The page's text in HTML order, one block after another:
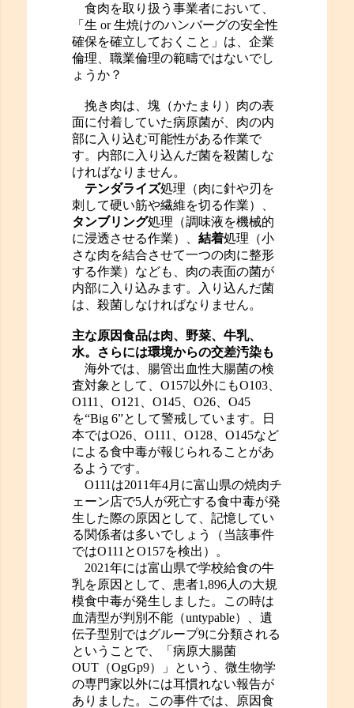
食肉を取り扱う事業者において、
「生 or 生焼けのハンバーグの安全性
確保を確立しておくこと」は、企業
倫理、職業倫理の範疇ではないでし
ょうか？
挽き肉は、塊（かたまり）肉の表
面に付着していた病原菌が、肉の内
部に入り込む可能性がある作業で
す。内部に入り込んだ菌を殺菌しな
ければなりません。
テンダライズ処理（肉に針や刃を
刺して硬い筋や繊維を切る作業）、
タンブリング処理（調味液を機械的
に浸透させる作業）、 結着処理（小
さな肉を結合させて一つの肉に整形
する作業）なども、肉の表面の菌が
内部に入り込みます。入り込んだ菌
は、殺菌しなければなりません。
主な原因食品は肉、野菜、牛乳、
水。さらには環境からの交差汚染も
海外では、腸管出血性大腸菌の検
査対象として、O157以外にもO103、
O111、O121、O145、O26、O45
を“Big 6”として警戒しています。日
本ではO26、O111、O128、O145など
による食中毒が報じられることがあ
るようです。
O111は2011年4月に富山県の焼肉チ
ェーン店で5人が死亡する食中毒が発
生した際の原因として、記憶してい
る関係者は多いでしょう（当該事件
ではO111とO157を検出）。
2021年には富山県で学校給食の牛
乳を原因として、患者1,896人の大規
模食中毒が発生しました。この時は
血清型が判別不能（untypable）、遺
伝子型別ではグループ9に分類される
ということで、「病原大腸菌
OUT（OgGp9）」という、微生物学
の専門家以外には耳慣れない報告が
ありました。この事件では、原因食